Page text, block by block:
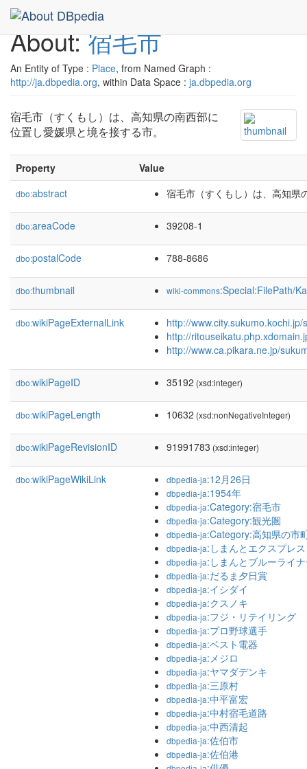
About:宿毛市
An Entity of Type : Place, from Named Graph :
http://ja.dbpedia.org, within Data Space : ja.dbpedia.org
宿毛市（すくもし）は、高知県の南西部に
位置し愛媛県と境を接する市。
Property Value
dbo:abstract 宿毛市（すくもし）は、高知県
dbo:areaCode 39208-1
dbo:postalCode 788-8686
dbo:thumbnail wiki-commons:Special:FilePath/
dbo:wikiPageExternalLink
http://www.city.sukumo.kochi.jp/
http://
http://www.ca.pikara.ne.jp/
dbo:wikiPageID 35192 (xsd:integer)
dbo:wikiPageLength 10632 (xsd:nonNegativeInteger)
dbo:wikiPageRevisionID 91991783 (xsd:integer)
dbo:wikiPageWikiLink dbpedia-ja:12月26日
dbpedia-ja:1954年
dbpedia-ja:Category:宿毛市
dbpedia-ja:Category:観光圏
dbpedia-ja:Category:高知県の市
dbpedia-ja:しまんとエクスプレス
dbpedia-ja:しまんとブルーライ
dbpedia-ja:だるま夕日賞
dbpedia-ja:イシダイ
dbpedia-ja:クスノキ
dbpedia-ja:フジ・リテイリング
dbpedia-ja:プロ野球選手
dbpedia-ja:ベスト電器
dbpedia-ja:メジロ
dbpedia-ja:ヤマダデンキ
dbpedia-ja:三原村
dbpedia-ja:中平富宏
dbpedia-ja:中村宿毛道路
dbpedia-ja:中西清起
dbpedia-ja:佐伯市
dbpedia-ja:佐伯港